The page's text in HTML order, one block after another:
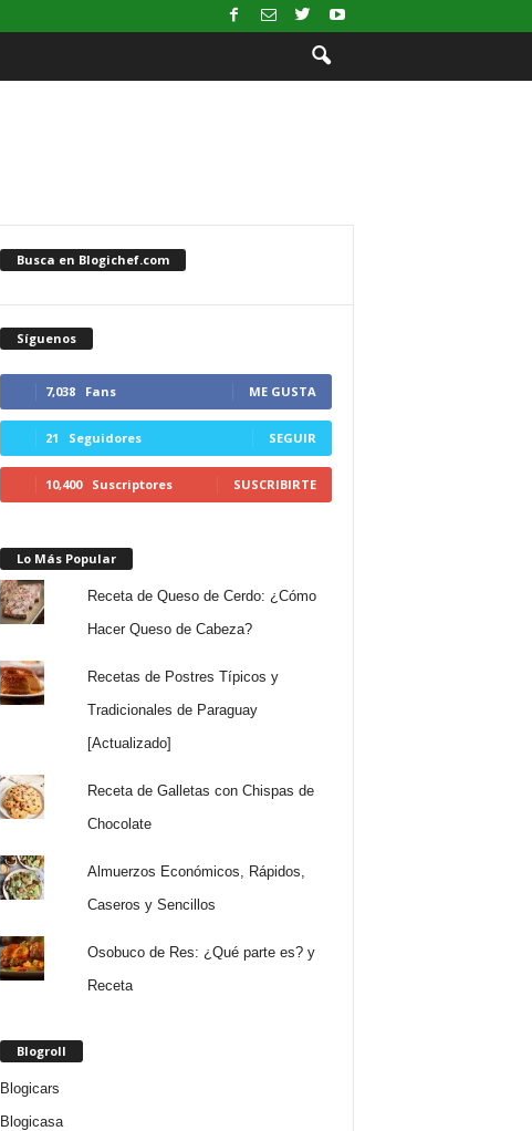
Busca en Blogichef.com
Síguenos
7,038 Fans ME GUSTA
21 Seguidores SEGUIR
10,400 Suscriptores SUSCRIBIRTE
Lo Más Popular
Receta de Queso de Cerdo: ¿Cómo
Hacer Queso de Cabeza?
Recetas de Postres Típicos y
Tradicionales de Paraguay
[Actualizado]
Receta de Galletas con Chispas de
Chocolate
Almuerzos Económicos, Rápidos,
Caseros y Sencillos
Osobuco de Res: ¿Qué parte es? y
Receta
Blogroll
Blogicars
Blogicasa